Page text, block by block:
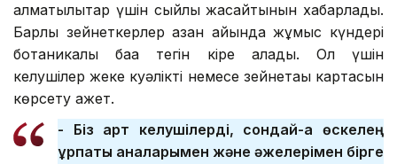
алматылықтар үшін сыйлық жасайтынын хабарлады.
Барлық зейнеткерлер қазан айында жұмыс күндері
ботаникалық баққа тегін кіре алады. Ол үшін
келушілер жеке куәлікті немесе зейнетақы картасын
көрсету қажет.
- Біз қарт келушілерді, сондай-ақ өскелең
ұрпақты аналарымен және әжелерімен бірге